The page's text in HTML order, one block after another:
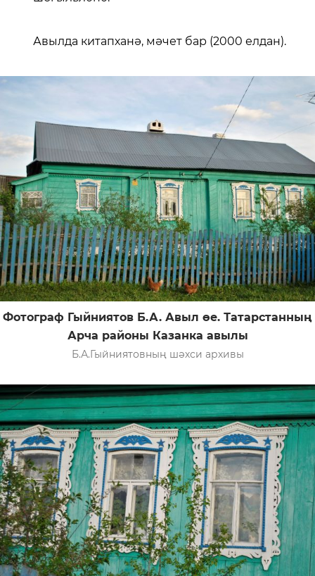
Авылда китапханә, мәчет бар (2000 елдан).
Фотограф Гыйниятов Б.А. Авыл өе. Татарстанның
Арча районы Казанка авылы
Б.А.Гыйниятовның шәхси архивы